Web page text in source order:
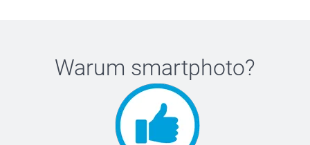
Warum smartphoto?